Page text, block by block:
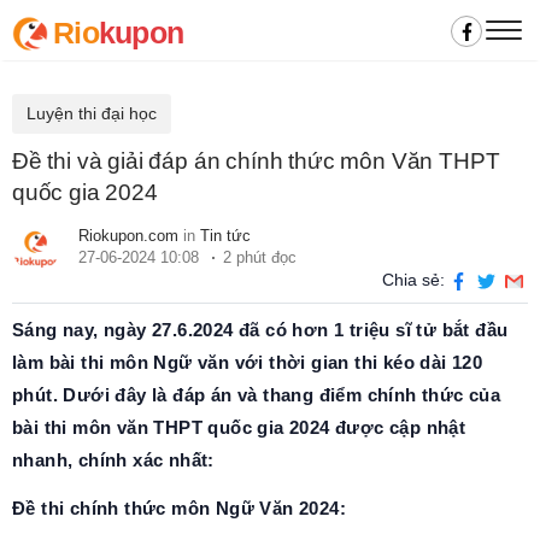
Riokupon
Luyện thi đại học
Đề thi và giải đáp án chính thức môn Văn THPT
quốc gia 2024
Riokupon.com in Tin tức
27-06-2024 10:08
2 phút đọc
Chia sẻ:
Sáng nay, ngày 27.6.2024 đã có hơn 1 triệu sĩ tử bắt đầu
làm bài thi môn Ngữ văn với thời gian thi kéo dài 120
phút. Dưới đây là đáp án và thang điểm chính thức của
bài thi môn văn THPT quốc gia 2024 được cập nhật
nhanh, chính xác nhất:
Đề thi chính thức môn Ngữ Văn 2024: